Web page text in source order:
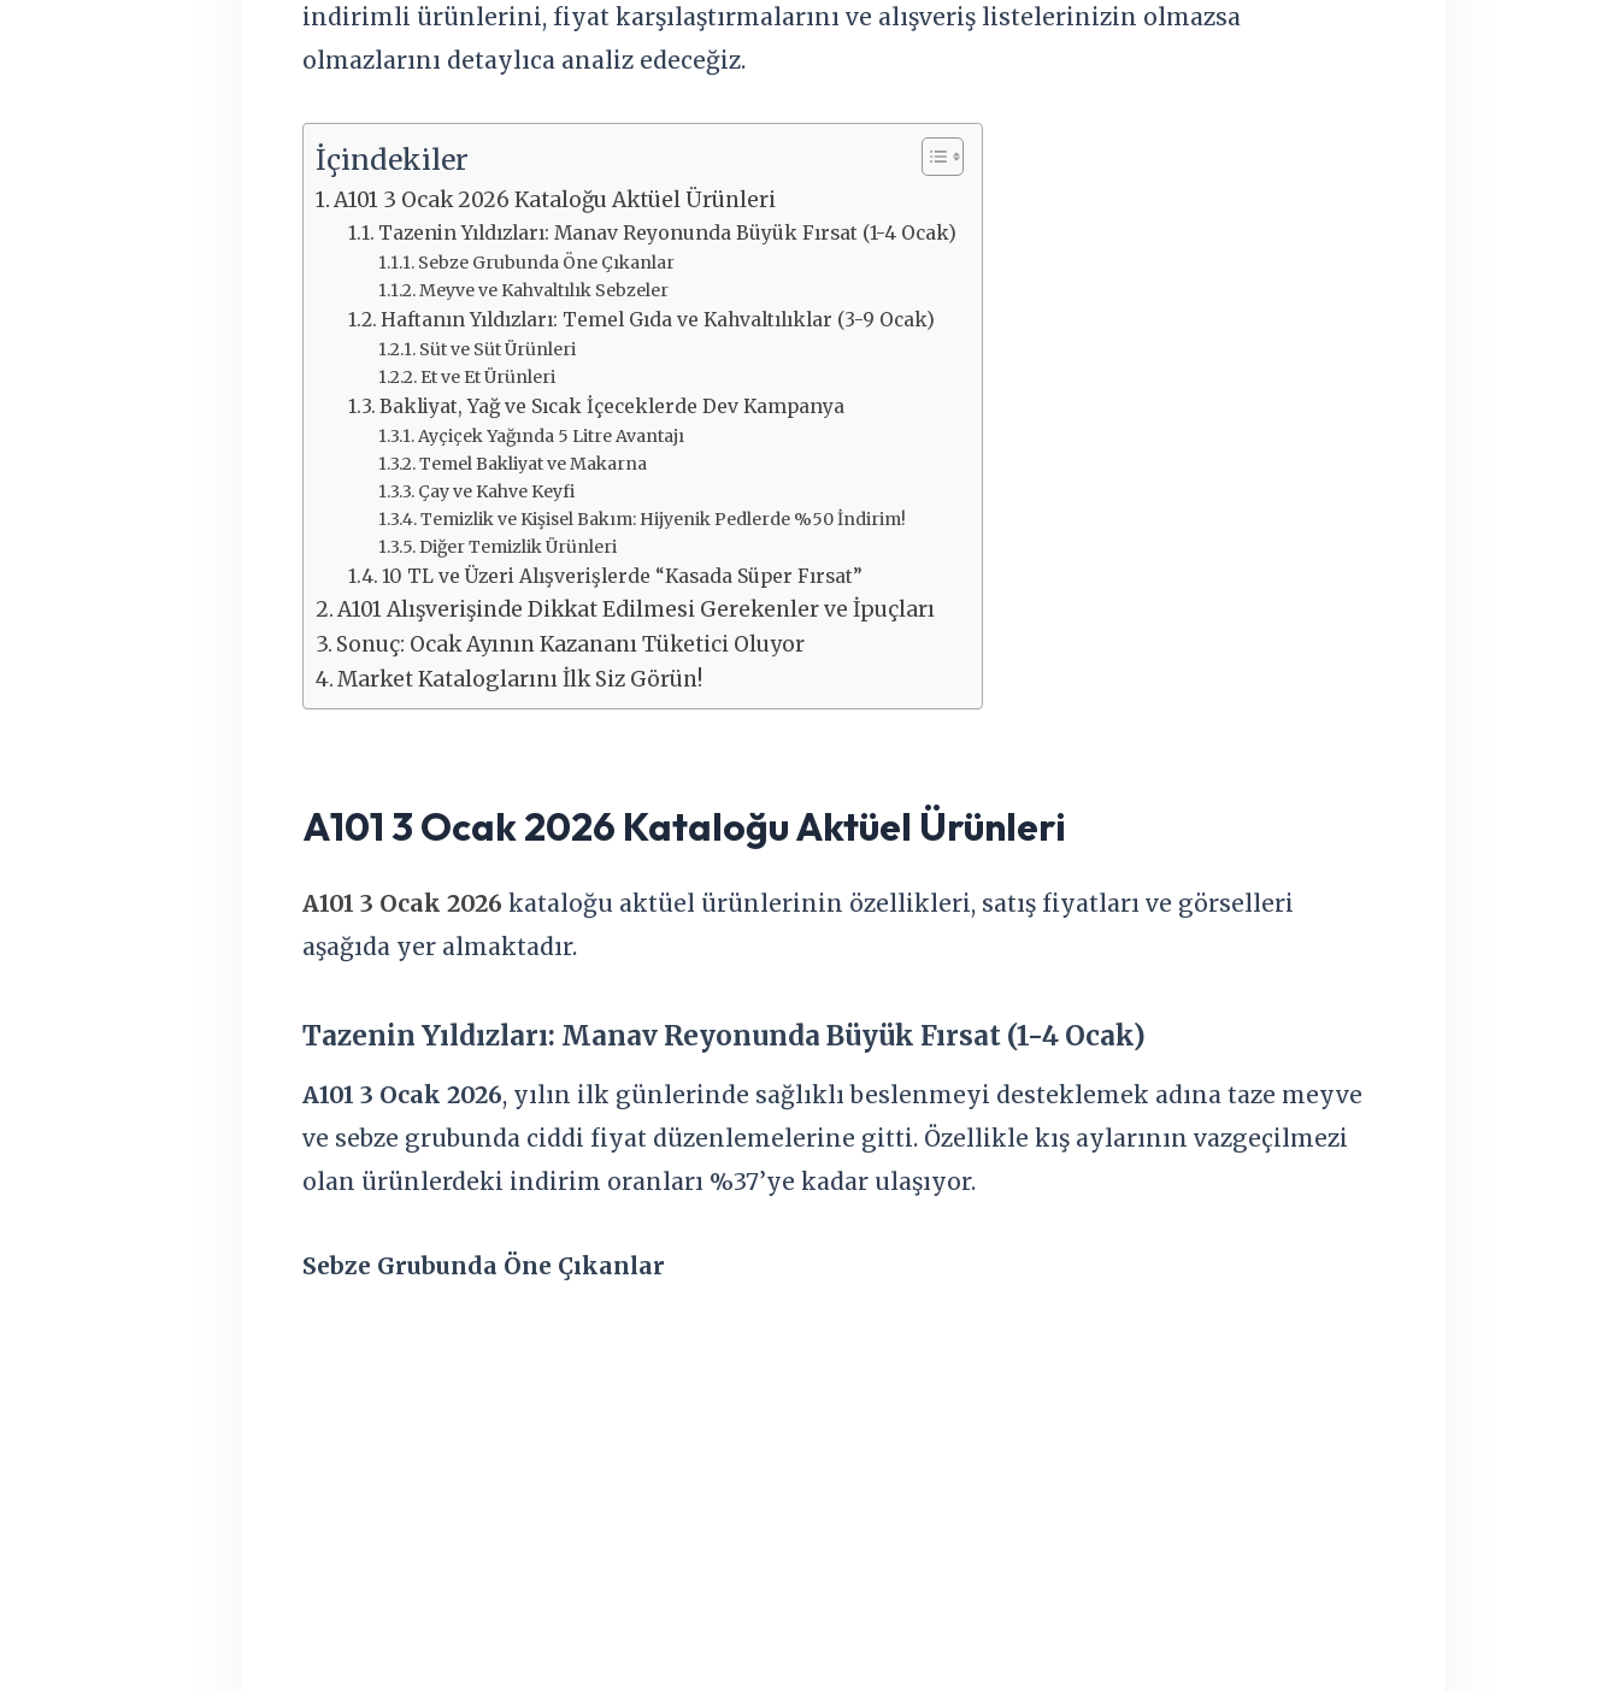
indirimli ürünlerini, fiyat karşılaştırmalarını ve alışveriş listelerinizin olmazsa
olmazlarını detaylıca analiz edeceğiz.
İçindekiler
A101 3 Ocak 2026 Kataloğu Aktüel Ürünleri
Tazenin Yıldızları: Manav Reyonunda Büyük Fırsat (1-4 Ocak)
Sebze Grubunda Öne Çıkanlar
Meyve ve Kahvaltılık Sebzeler
Haftanın Yıldızları: Temel Gıda ve Kahvaltılıklar (3-9 Ocak)
Süt ve Süt Ürünleri
Et ve Et Ürünleri
Bakliyat, Yağ ve Sıcak İçeceklerde Dev Kampanya
Ayçiçek Yağında 5 Litre Avantajı
Temel Bakliyat ve Makarna
Çay ve Kahve Keyfi
Temizlik ve Kişisel Bakım: Hijyenik Pedlerde %50 İndirim!
Diğer Temizlik Ürünleri
10 TL ve Üzeri Alışverişlerde “Kasada Süper Fırsat”
A101 Alışverişinde Dikkat Edilmesi Gerekenler ve İpuçları
Sonuç: Ocak Ayının Kazananı Tüketici Oluyor
Market Kataloglarını İlk Siz Görün!
A101 3 Ocak 2026 Kataloğu Aktüel Ürünleri
A101 3 Ocak 2026 kataloğu aktüel ürünlerinin özellikleri, satış fiyatları ve görselleri
aşağıda yer almaktadır.
Tazenin Yıldızları: Manav Reyonunda Büyük Fırsat (1-4 Ocak)
A101 3 Ocak 2026, yılın ilk günlerinde sağlıklı beslenmeyi desteklemek adına taze meyve
ve sebze grubunda ciddi fiyat düzenlemelerine gitti. Özellikle kış aylarının vazgeçilmezi
olan ürünlerdeki indirim oranları %37’ye kadar ulaşıyor.
Sebze Grubunda Öne Çıkanlar